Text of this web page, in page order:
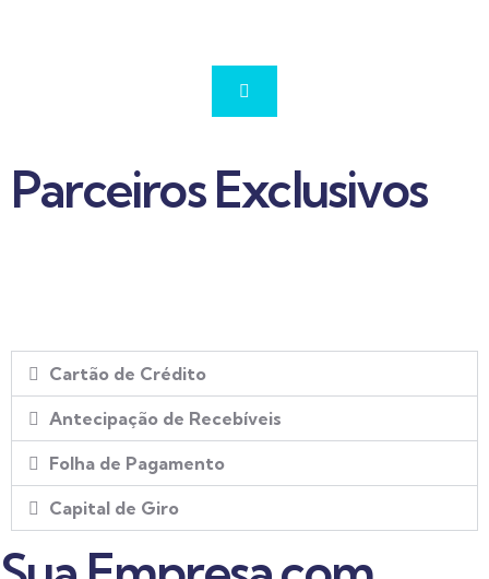
Parceiros Exclusivos
Cartão de Crédito
Antecipação de Recebíveis
Folha de Pagamento
Capital de Giro